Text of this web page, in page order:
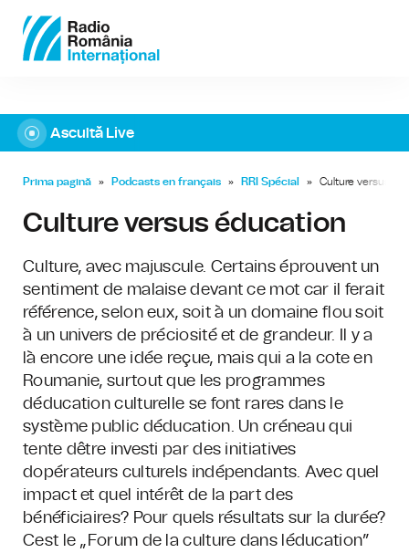
Ascultă Live
Prima pagină » Podcasts en français » RRI Spécial » Culture versus
Culture versus éducation
Culture, avec majuscule. Certains éprouvent un
sentiment de malaise devant ce mot car il ferait
référence, selon eux, soit à un domaine flou soit
à un univers de préciosité et de grandeur. Il y a
là encore une idée reçue, mais qui a la cote en
Roumanie, surtout que les programmes
déducation culturelle se font rares dans le
système public déducation. Un créneau qui
tente dêtre investi par des initiatives
dopérateurs culturels indépendants. Avec quel
impact et quel intérêt de la part des
bénéficiaires? Pour quels résultats sur la durée?
Cest le „Forum de la culture dans léducation”